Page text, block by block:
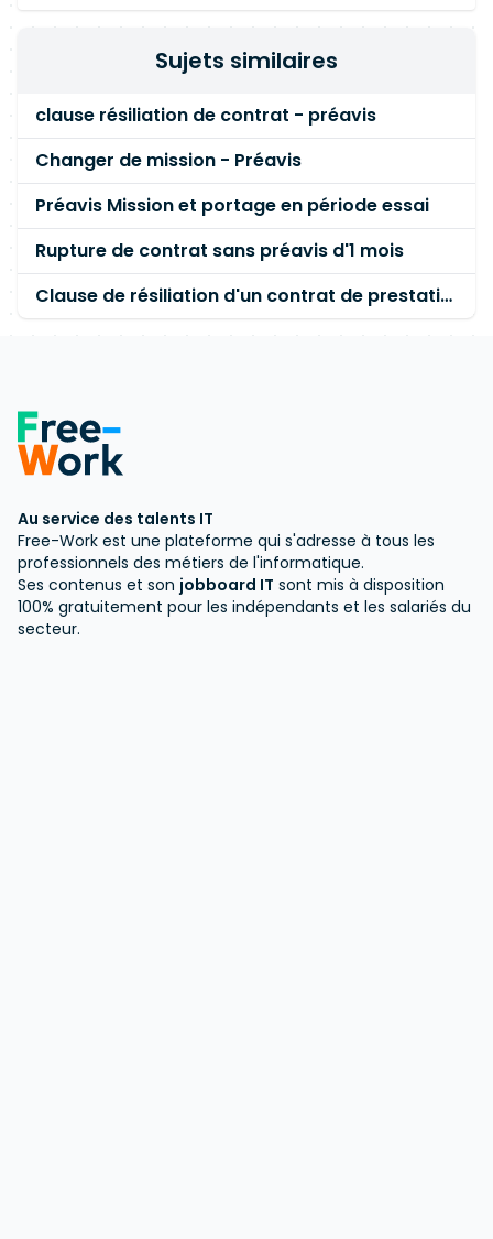
Sujets similaires
clause résiliation de contrat - préavis
Changer de mission - Préavis
Préavis Mission et portage en période essai
Rupture de contrat sans préavis d'1 mois
Clause de résiliation d'un contrat de prestation
Au service des talents IT
Free-Work est une plateforme qui s'adresse à tous les
professionnels des métiers de l'informatique.
Ses contenus et son jobboard IT sont mis à disposition
100% gratuitement pour les indépendants et les salariés du
secteur.